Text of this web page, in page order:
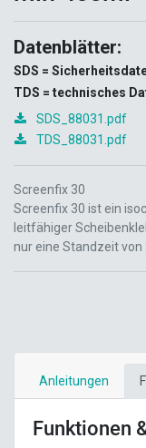
Datenblätter:
SDS =
TDS = technisches
SDS_88031.pdf
TDS_88031.pdf
Screenfix 30
Screenfix 30 ist ein
leitfähiger
nur eine Standzeit von
Anleitungen
Funktionen